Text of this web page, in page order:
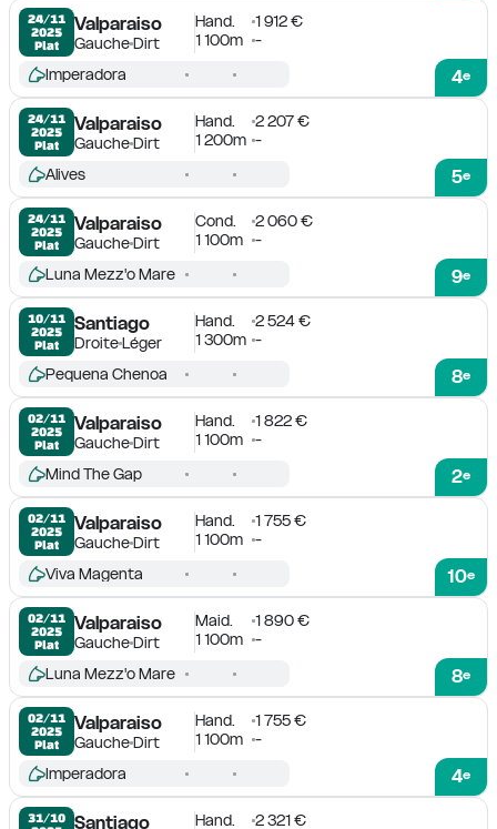
24/11
2025
Plat
Valparaiso
GaucheDirt
Hand.
1 912 €
1 100m
-
4e
Imperadora
24/11
2025
Plat
Valparaiso
GaucheDirt
Hand.
2 207 €
1 200m -
5e
Alives
24/11
2025
Plat
Valparaiso
GaucheDirt
Cond.
2 060 €
1 100m
-
9e
Luna Mezz'o Mare
10/11
2025
Plat
Santiago
DroiteLéger
Hand.
2 524 €
1 300m -
8e
Pequena Chenoa
02/11
2025
Plat
Valparaiso
GaucheDirt
Hand.
1 822 €
1 100m
-
2e
Mind The Gap
02/11
2025
Plat
Valparaiso
GaucheDirt
Hand.
1 755 €
1 100m
-
10e
Viva Magenta
02/11
2025
Plat
Valparaiso
GaucheDirt
Maid.
1 890 €
1 100m
-
8e
Luna Mezz'o Mare
02/11
2025
Plat
Valparaiso
GaucheDirt
Hand.
1 755 €
1 100m
-
4e
Imperadora
31/10
Santiago Hand.
2 321 €